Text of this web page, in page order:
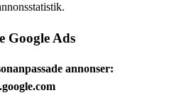
Google Ads
annonser: